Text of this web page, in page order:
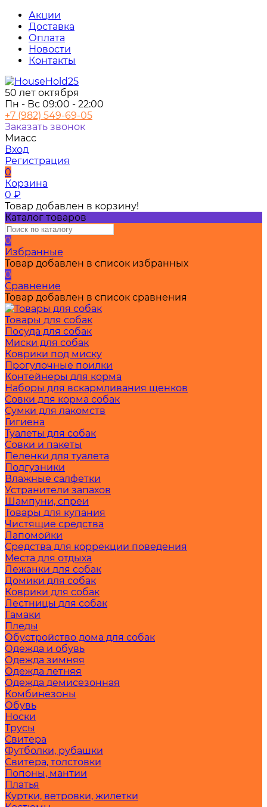
Акции
Доставка
Оплата
Новости
Контакты
50 лет октября
Пн - Вс 09:00 - 22:00
+7 (982) 549-69-05
Заказать звонок
Миасс
Вход
Регистрация
0
Корзина
0 ₽
Товар добавлен в корзину!
Каталог товаров
0
Избранные
Товар добавлен в список избранных
0
Сравнение
Товар добавлен в список сравнения
Товары для собак
Посуда для собак
Миски для собак
Коврики под миску
Прогулочные поилки
Контейнеры для корма
Наборы для вскармливания щенков
Совки для корма собак
Сумки для лакомств
Гигиена
Туалеты для собак
Совки и пакеты
Пеленки для туалета
Подгузники
Влажные салфетки
Устранители запахов
Шампуни, спреи
Товары для купания
Чистящие средства
Лапомойки
Средства для коррекции поведения
Места для отдыха
Лежанки для собак
Домики для собак
Коврики для собак
Лестницы для собак
Гамаки
Пледы
Обустройство дома для собак
Одежда и обувь
Одежда зимняя
Одежда летняя
Одежда демисезонная
Комбинезоны
Обувь
Носки
Трусы
Свитера
Футболки, рубашки
Свитера, толстовки
Попоны, мантии
Платья
Куртки, ветровки, жилетки